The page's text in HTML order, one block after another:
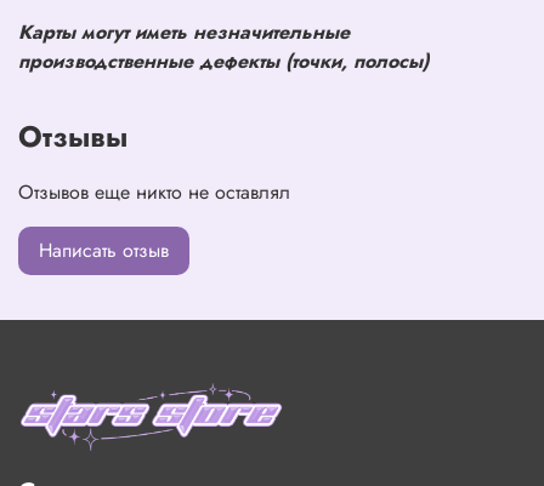
Карты могут иметь незначительные
производственные дефекты (точки, полосы)
Отзывы
Отзывов еще никто не оставлял
Написать отзыв